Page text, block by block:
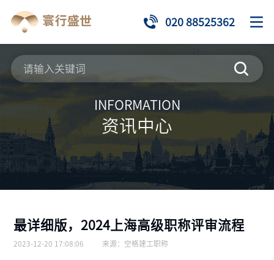
020 88525362
INFORMATION
资讯中心
最详细版，2024上海高级职称评审流程
2023-12-20 17:08:06 来源： 空格建工职称